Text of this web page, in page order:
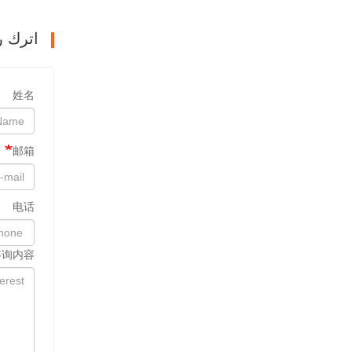
姓名
邮箱
电话
内容